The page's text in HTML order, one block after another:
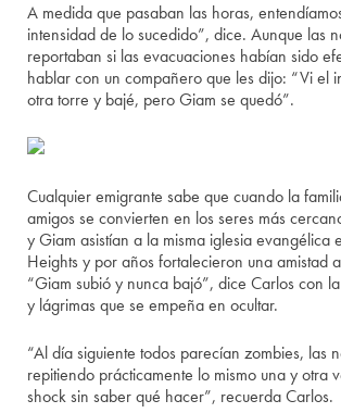
A medida que pasaban las horas,
intensidad de lo sucedido”, dice. Aunque las
reportaban si las evacuaciones habían sido
hablar con un compañero que les dijo: “Vi el
otra torre y bajé, pero Giam se quedó”.
Cualquier emigrante sabe que cuando la
amigos se convierten en los seres más
y Giam asistían a la misma iglesia evangélica
Heights y por años fortalecieron una amistad
“Giam subió y nunca bajó”, dice Carlos con
y lágrimas que se empeña en ocultar.
“Al día siguiente todos parecían zombies, las
repitiendo prácticamente lo mismo una y otra
shock sin saber qué hacer”, recuerda Carlos.